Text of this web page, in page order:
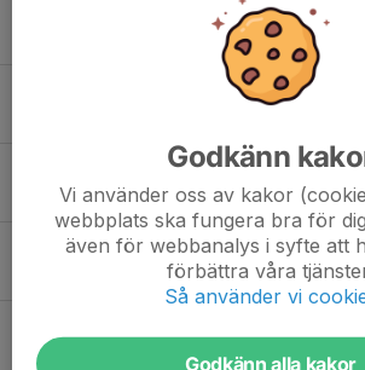
Viktig information!
JAMFEST SENDOFF
Jamfest information
19 apr, 16:51
Allmän info
15 mar, 08:00
Godkänn
Vi använder oss av kakor
webbplats ska fungera bra för
även för webbanalys i syfte att
förbättra våra
Så använder vi
Godkänn alla kakor